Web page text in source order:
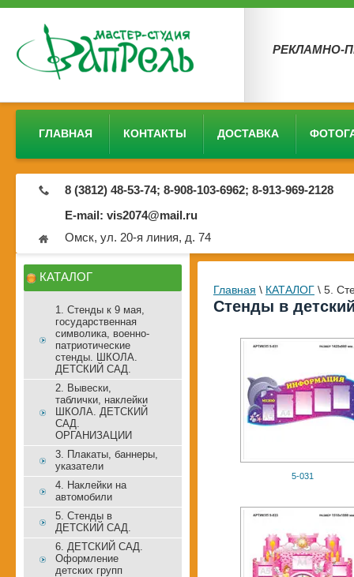
РЕКЛАМНО-
ГЛАВНАЯ КОНТАКТЫ ДОСТАВКА
8 (3812) 48-53-74; 8-908-103-6962; 8-913-969-2128
E-mail: vis2074@mail.ru
Омск, ул. 20-я линия, д. 74
Главная \ КАТАЛОГ \ 5.
Стенды в
5-031
КАТАЛОГ
1. Стенды к 9 мая,
государственная
символика, военно-
патриотические
стенды. ШКОЛА.
ДЕТСКИЙ САД.
2. Вывески,
таблички, наклейки
ШКОЛА. ДЕТСКИЙ
САД.
ОРГАНИЗАЦИИ
3. Плакаты, баннеры,
указатели
4. Наклейки на
автомобили
5. Стенды в
ДЕТСКИЙ САД.
6. ДЕТСКИЙ САД.
Оформление
детских групп